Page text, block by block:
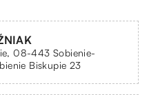
08-443 Sobienie-
Biskupie 23